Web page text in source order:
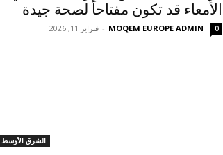
الأمعاء قد تكون مفتاحاً لصحة جيدة
MOQEM EUROPE ADMIN
- فبراير 11, 2026 0
الشرق الأوسط